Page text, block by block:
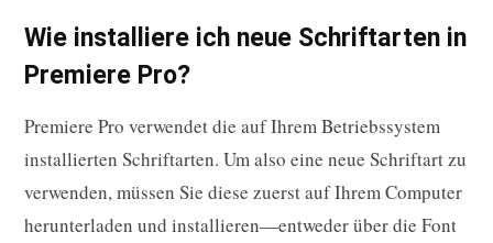
Wie installiere ich neue Schriftarten in
Premiere Pro?
Premiere Pro verwendet die auf Ihrem Betriebssystem
installierten Schriftarten. Um also eine neue Schriftart zu
verwenden, müssen Sie diese zuerst auf Ihrem Computer
herunterladen und installieren—entweder über die Font